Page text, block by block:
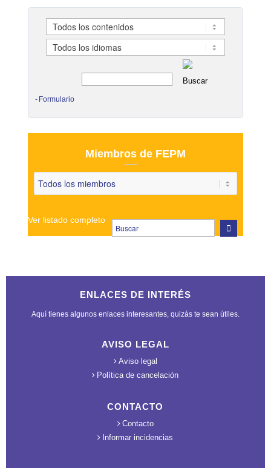
Formulario
Miembros de FEPM
Ver listado completo
ENLACES DE INTERÉS
Aquí tienes algunos enlaces interesantes, quizás te sean útiles.
AVISO LEGAL
Aviso legal
Política de cancelación
CONTACTO
Contacto
Informar incidencias